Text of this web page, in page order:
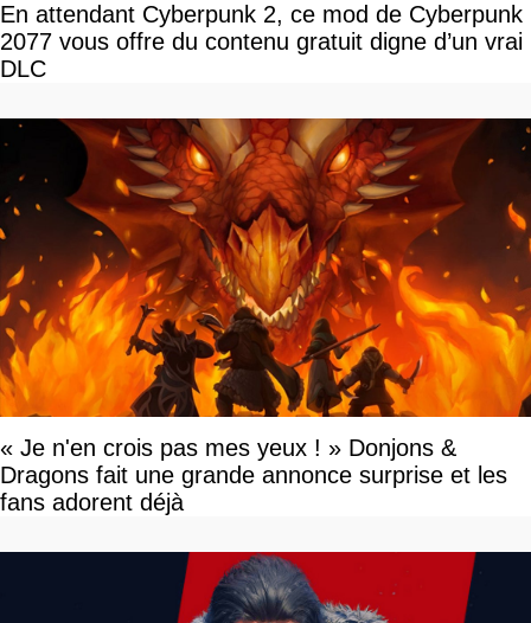
En attendant Cyberpunk 2, ce mod de Cyberpunk
2077 vous offre du contenu gratuit digne d’un vrai
DLC
« Je n'en crois pas mes yeux ! » Donjons &
Dragons fait une grande annonce surprise et les
fans adorent déjà